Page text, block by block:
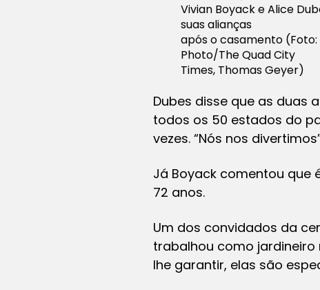
Vivian Boyack e Alice
suas alianças
após o casamento (Foto:
Photo/The Quad City
Times, Thomas Geyer)
Dubes disse que as duas
todos os 50 estados do
vezes. “Nós nos
Já Boyack comentou
72 anos.
Um dos convidados da
trabalhou como jardineiro
lhe garantir, elas são